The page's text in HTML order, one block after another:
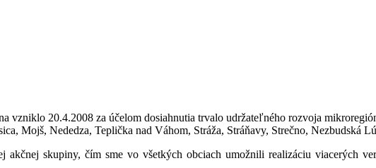
vzniklo 20.4.2008 za účelom dosiahnutia trvalo udržateľného rozvoja
Mojš, Nededza, Teplička nad Váhom, Stráža, Stráňavy, Strečno, Nezbudská
skupiny, čím sme vo všetkých obciach umožnili realizáciu viacerých